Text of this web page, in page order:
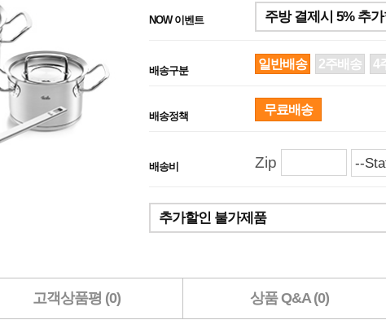
NOW 이벤트 주방 결제시 5% 추
배송구분 일반배송 2주배송 4
배송정책 무료배송
배송비 Zip
추가할인 불가제품
고객상품평 (0) 상품 Q&A (0)